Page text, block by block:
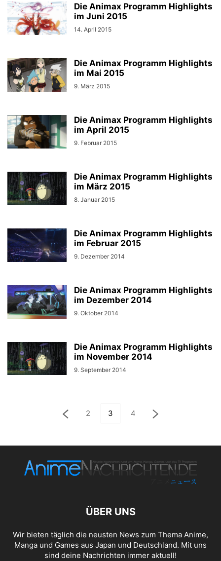
Die Animax Programm Highlights
im Juni 2015
14. April 2015
Die Animax Programm Highlights
im Mai 2015
9. März 2015
Die Animax Programm Highlights
im April 2015
9. Februar 2015
Die Animax Programm Highlights
im März 2015
8. Januar 2015
Die Animax Programm Highlights
im Februar 2015
9. Dezember 2014
Die Animax Programm Highlights
im Dezember 2014
9. Oktober 2014
Die Animax Programm Highlights
im November 2014
9. September 2014
2 3 4
ÜBER UNS
Wir bieten täglich die neusten News zum Thema Anime,
Manga und Games aus Japan und Deutschland. Mit uns
sind deine Nachrichten immer aktuell!